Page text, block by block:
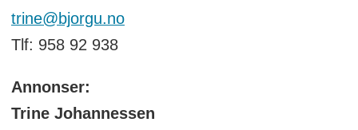
trine@bjorgu.no
Tlf: 958 92 938
Annonser:
Trine Johannessen